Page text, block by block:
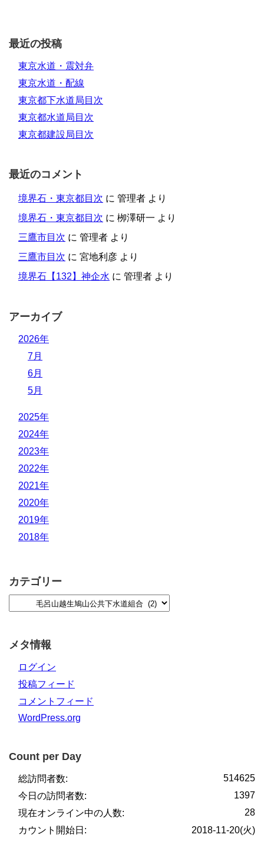
最近の投稿
東京水道・震対弁
東京水道・配線
東京都下水道局目次
東京都水道局目次
東京都建設局目次
最近のコメント
境界石・東京都目次 に 管理者 より
境界石・東京都目次 に 栁澤研一 より
三鷹市目次 に 管理者 より
三鷹市目次 に 宮地利彦 より
境界石【132】神企水 に 管理者 より
アーカイブ
2026年
7月
6月
5月
2025年
2024年
2023年
2022年
2021年
2020年
2019年
2018年
カテゴリー
メタ情報
ログイン
投稿フィード
コメントフィード
WordPress.org
Count per Day
514625
総訪問者数:
1397
今日の訪問者数:
28
現在オンライン中の人数:
2018-11-20(火)
カウント開始日: